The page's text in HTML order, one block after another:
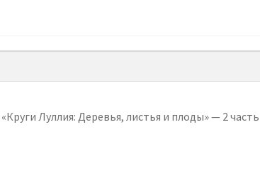
Луллия: Деревья, листья и плоды» — 2 часть